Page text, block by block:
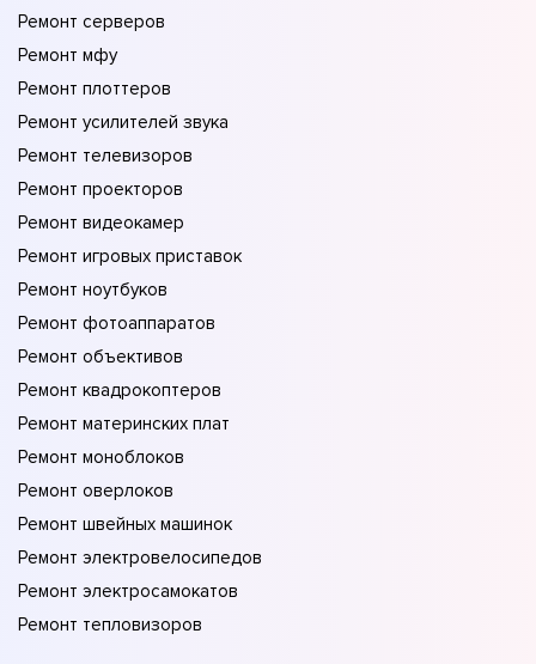
Ремонт серверов
Ремонт мфу
Ремонт плоттеров
Ремонт усилителей звука
Ремонт телевизоров
Ремонт проекторов
Ремонт видеокамер
Ремонт игровых приставок
Ремонт ноутбуков
Ремонт фотоаппаратов
Ремонт объективов
Ремонт квадрокоптеров
Ремонт материнских плат
Ремонт моноблоков
Ремонт оверлоков
Ремонт швейных машинок
Ремонт электровелосипедов
Ремонт электросамокатов
Ремонт тепловизоров